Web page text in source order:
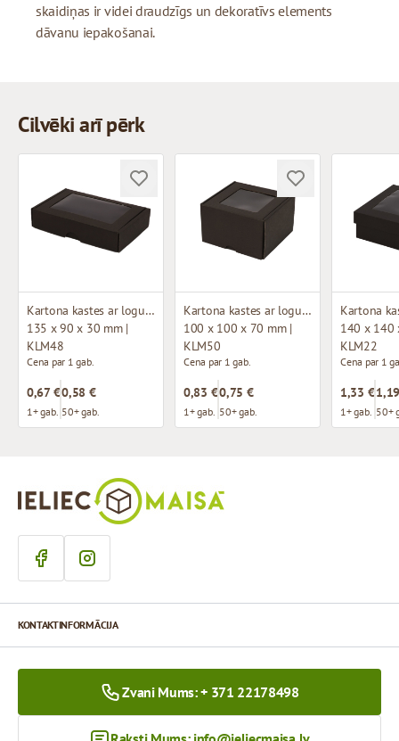
skaidiņas ir videi draudzīgs un dekoratīvs elements
dāvanu iepakošanai.
Cilvēki arī pērk
Kartona kastes ar logu (mikrogofras)
135 x 90 x 30 mm |
KLM48
Cena par 1 gab.
0,67 €
1+ gab.
0,58 €
50+ gab.
Kartona kastes ar logu (mikrogofras)
100 x 100 x 70 mm |
KLM50
Cena par 1 gab.
0,83 €
1+ gab.
0,75 €
50+ gab.
140 x 140
KLM22
Cena par 1
1,33 €
1+ gab. 50+
KONTAKTINFORMĀCIJA
Zvani Mums: + 371 22178498